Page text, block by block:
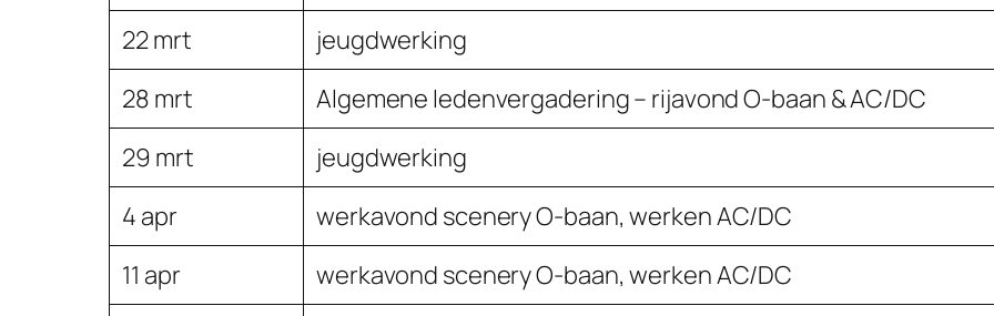
22 mrt
jeugdwerking
28 mrt
Algemene ledenvergadering – rijavond O-baan & AC/DC
29 mrt
jeugdwerking
4 apr
werkavond scenery O-baan, werken AC/DC
11 apr
werkavond scenery O-baan, werken AC/DC